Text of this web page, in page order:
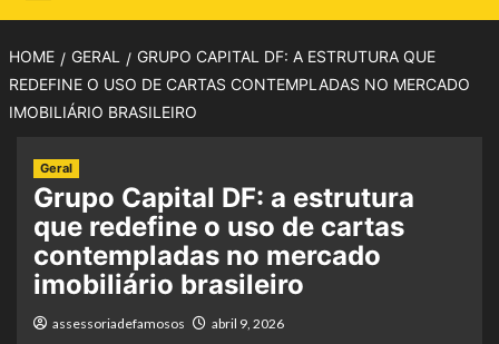
HOME GERAL
GRUPO CAPITAL DF: A ESTRUTURA QUE
REDEFINE O USO DE CARTAS CONTEMPLADAS NO MERCADO
IMOBILIÁRIO BRASILEIRO
Geral
Grupo Capital DF: a estrutura
que redefine o uso de cartas
contempladas no mercado
imobiliário brasileiro
assessoriadefamosos abril 9, 2026